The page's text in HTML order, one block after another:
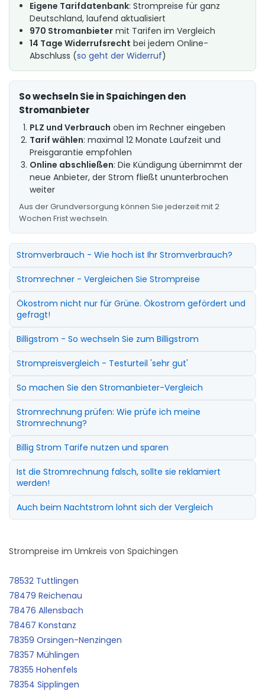
Eigene Tarifdatenbank: Strompreise für ganz
Deutschland, laufend aktualisiert
970 Stromanbieter mit Tarifen im Vergleich
14 Tage Widerrufsrecht bei jedem Online-
Abschluss (so geht der Widerruf)
So wechseln Sie in Spaichingen den
Stromanbieter
PLZ und Verbrauch oben im Rechner eingeben
Tarif wählen: maximal 12 Monate Laufzeit und
Preisgarantie empfohlen
Online abschließen: Die Kündigung übernimmt der
neue Anbieter, der Strom fließt ununterbrochen
weiter
Aus der Grundversorgung können Sie jederzeit mit 2
Wochen Frist wechseln.
Stromverbrauch - Wie hoch ist Ihr Stromverbrauch?
Stromrechner - Vergleichen Sie Strompreise
Ökostrom nicht nur für Grüne. Ökostrom gefördert und
gefragt!
Billigstrom - So wechseln Sie zum Billigstrom
Strompreisvergleich - Testurteil 'sehr gut'
So machen Sie den Stromanbieter-Vergleich
Stromrechnung prüfen: Wie prüfe ich meine
Stromrechnung?
Billig Strom Tarife nutzen und sparen
Ist die Stromrechnung falsch, sollte sie reklamiert
werden!
Auch beim Nachtstrom lohnt sich der Vergleich
Strompreise im Umkreis von Spaichingen
78532 Tuttlingen
78479 Reichenau
78476 Allensbach
78467 Konstanz
78359 Orsingen-Nenzingen
78357 Mühlingen
78355 Hohenfels
78354 Sipplingen